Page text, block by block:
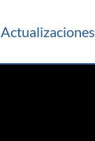
Actualizaciones